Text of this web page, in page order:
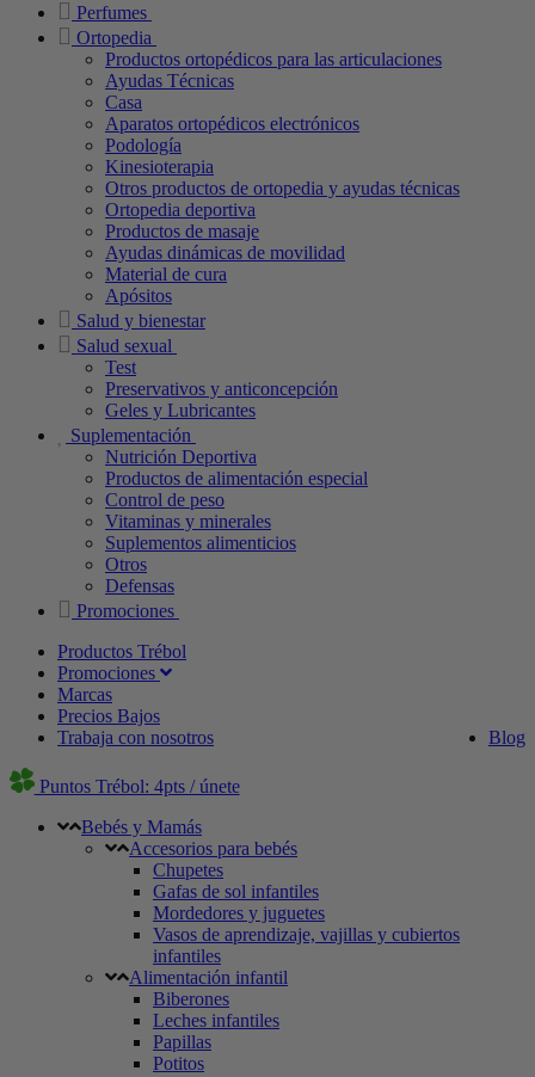
Perfumes
Ortopedia
Productos ortopédicos para las articulaciones
Ayudas Técnicas
Casa
Aparatos ortopédicos electrónicos
Podología
Kinesioterapia
Otros productos de ortopedia y ayudas técnicas
Ortopedia deportiva
Productos de masaje
Ayudas dinámicas de movilidad
Material de cura
Apósitos
Salud y bienestar
Salud sexual
Test
Preservativos y anticoncepción
Geles y Lubricantes
Suplementación
Nutrición Deportiva
Productos de alimentación especial
Control de peso
Vitaminas y minerales
Suplementos alimenticios
Otros
Defensas
Promociones
Productos Trébol
Promociones
Marcas
Precios Bajos
Blog
Trabaja con nosotros
Puntos Trébol: 4pts / únete
Bebés y Mamás
Accesorios para bebés
Chupetes
Gafas de sol infantiles
Mordedores y juguetes
Vasos de aprendizaje, vajillas y cubiertos
infantiles
Alimentación infantil
Biberones
Leches infantiles
Papillas
Potitos